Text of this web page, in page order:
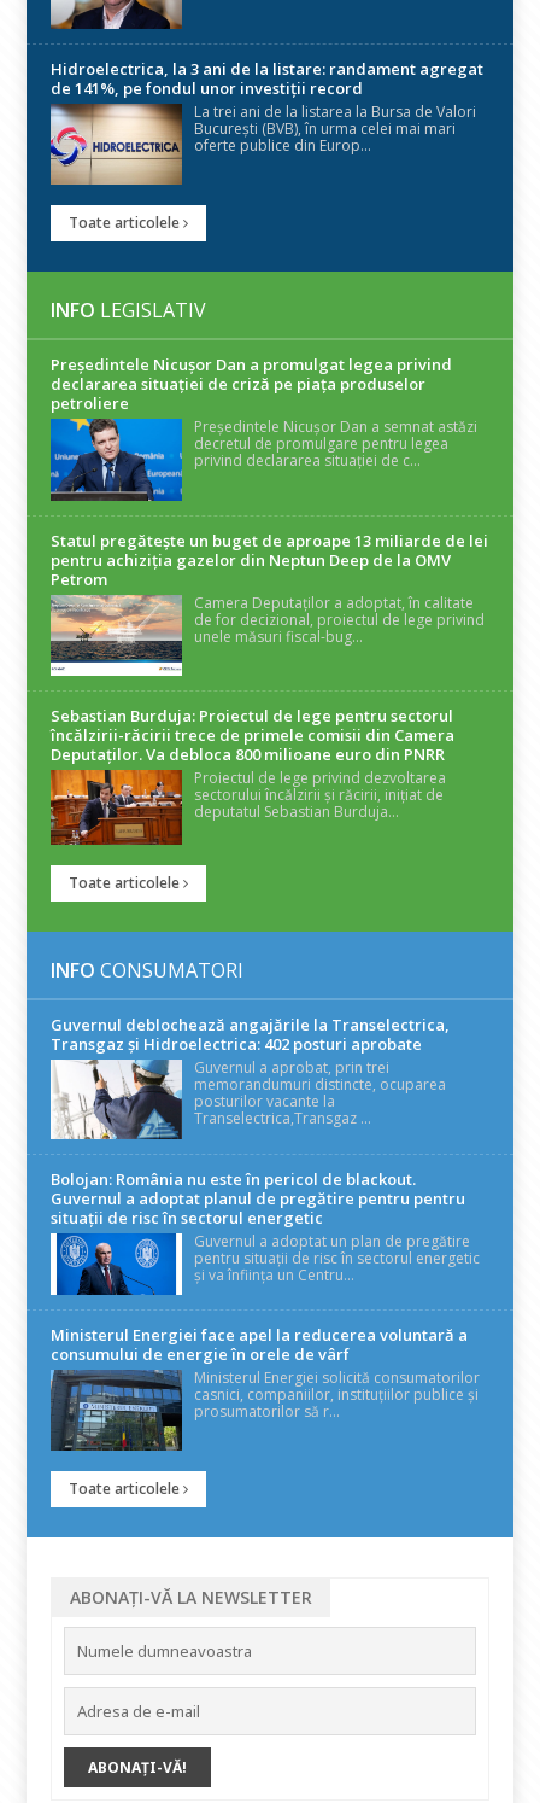
Hidroelectrica, la 3 ani de la listare: randament agregat
de 141%, pe fondul unor investiții record
La trei ani de la listarea la Bursa de Valori
București (BVB), în urma celei mai mari
oferte publice din Europ...
Toate articolele
INFO LEGISLATIV
Președintele Nicuşor Dan a promulgat legea privind
declararea situaţiei de criză pe piaţa produselor
petroliere
Președintele Nicușor Dan a semnat astăzi
decretul de promulgare pentru legea
privind declararea situației de c...
Statul pregătește un buget de aproape 13 miliarde de lei
pentru achiziția gazelor din Neptun Deep de la OMV
Petrom
Camera Deputaților a adoptat, în calitate
de for decizional, proiectul de lege privind
unele măsuri fiscal-bug...
Sebastian Burduja: Proiectul de lege pentru sectorul
încălzirii-răcirii trece de primele comisii din Camera
Deputaților. Va debloca 800 milioane euro din PNRR
Proiectul de lege privind dezvoltarea
sectorului încălzirii și răcirii, inițiat de
deputatul Sebastian Burduja...
Toate articolele
INFO CONSUMATORI
Guvernul deblochează angajările la Transelectrica,
Transgaz și Hidroelectrica: 402 posturi aprobate
Guvernul a aprobat, prin trei
memorandumuri distincte, ocuparea
posturilor vacante la
Transelectrica,Transgaz ...
Bolojan: România nu este în pericol de blackout.
Guvernul a adoptat planul de pregătire pentru pentru
situații de risc în sectorul energetic
Guvernul a adoptat un plan de pregătire
pentru situații de risc în sectorul energetic
și va înființa un Centru...
Ministerul Energiei face apel la reducerea voluntară a
consumului de energie în orele de vârf
Ministerul Energiei solicită consumatorilor
casnici, companiilor, instituțiilor publice și
prosumatorilor să r...
Toate articolele
ABONAȚI-VĂ LA NEWSLETTER